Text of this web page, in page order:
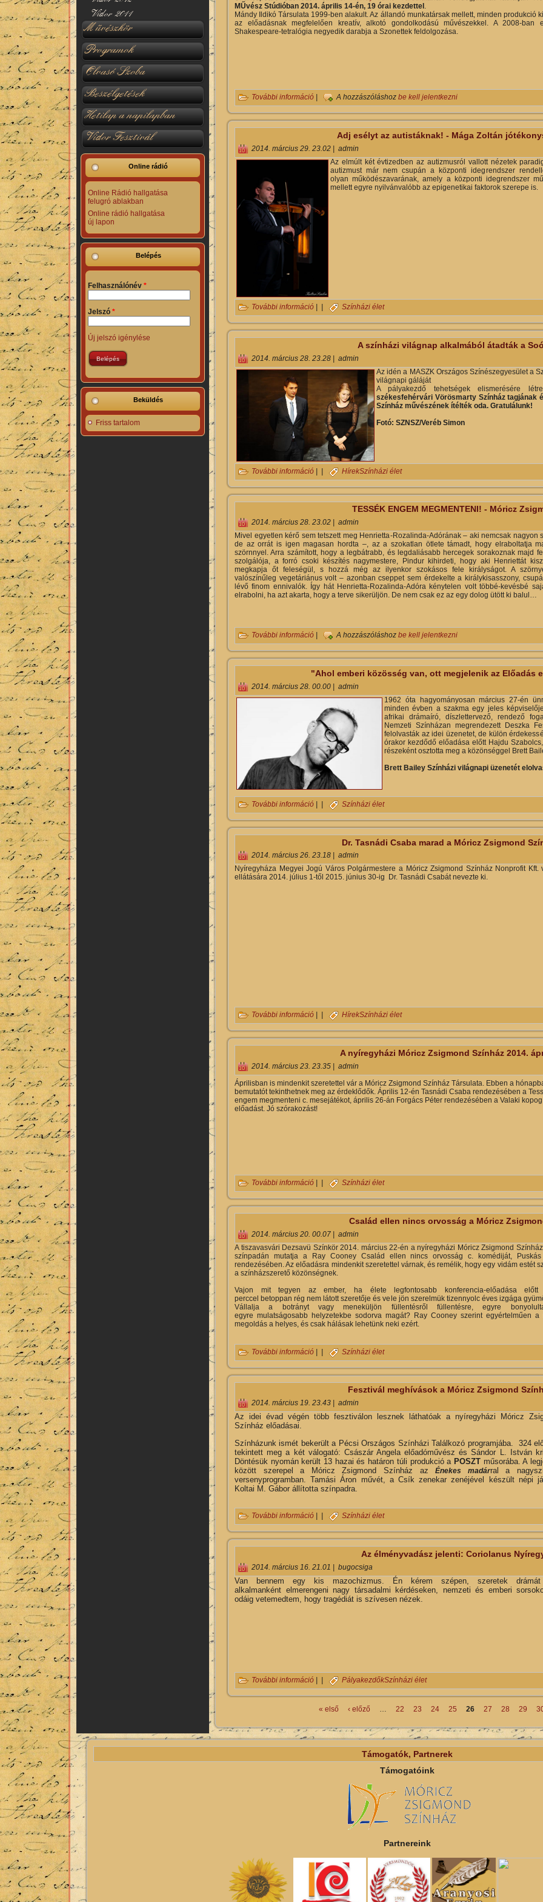
Vidor 2011
Művészkör
Programok
Olvasó Szoba
Beszélgetések
Hetilap a napilapban
Vidor Fesztivál
Online rádió
Online Rádió hallgatása
felugró ablakban
Online rádió hallgatása
új lapon
Belépés
Felhasználónév *
Jelszó *
Új jelszó igénylése
Beküldés
Friss tartalom
MŰvész Stúdióban 2014. április 14-én, 19 órai kezdettel .
Mándy Ildikó Társulata 1999-ben alakult. Az állandó munkatársak mellett, minden produkció
az előadásnak megfelelően kreatív, alkotó gondolkodású művészekkel. A 2008-ban
Shakespeare-tetralógia negyedik darabja a Szonettek feldolgozása.
További információ Shakespeare Szonettek a Móricz Zsigmond Színházban tartalommal
A hozzászóláshoz be kell jelentkezni
Adj esélyt az autistáknak! - Mága Zoltán
2014. március 29. 23.02
admin
Az elmúlt két évtizedben az autizmusról vallott nézetek
autizmust már nem csupán a központi idegrendszer
olyan működészavarának, amely a központi idegrendszer
mellett egyre nyilvánvalóbb az epigenetikai faktorok szerepe is.
További információ Adj esélyt az autistáknak! - Mága Zoltán jótékonysági gálakoncert
Színházi élet
A színházi világnap alkalmából átadták a
2014. március 28. 23.28 | admin
Az idén a MASZK Országos Színészegyesület a
világnapi gáláját
A pályakezdő tehetségek elismerésére
székesfehérvári Vörösmarty Színház tagjának
Színház művészének ítélték oda. Gratulálunk!
Fotó: SZNSZ/Veréb Simon
További információ A színházi világnap alkalmából átadták a Soós Imre-díjat tartalommal
| | HírekSzínházi élet
TESSÉK ENGEM MEGMENTENI! - Móricz
2014. március 28. 23.02
admin
Mivel egyetlen kérő sem tetszett meg Henrietta-Rozalinda-Adórának – aki nemcsak nagyon
de az orrát is igen magasan hordta –, az a szokatlan ötlete támadt, hogy elraboltatja
szörnnyel. Arra számított, hogy a legbátrabb, és legdaliásabb hercegek sorakoznak majd
szolgálója, a forró csoki készítés nagymestere, Pindur kihirdeti, hogy aki Henriettát
megkapja őt feleségül, s hozzá még az ilyenkor szokásos fele királyságot. A
valószínűleg vegetáriánus volt – azonban cseppet sem érdekelte a királykisasszony,
lévő finom ennivalók. Így hát Henrietta-Rozalinda-Adóra kénytelen volt többé-kevésbé
elrabolni, ha azt akarta, hogy a terve sikerüljön. De nem csak ez az egy dolog ütött ki balul…
További információ TESSÉK ENGEM MEGMENTENI! - Móricz Zsigmond Színház
A hozzászóláshoz be kell jelentkezni
"Ahol emberi közösség van, ott megjelenik az Előadás
2014. március 28. 00.00
admin
1962 óta hagyományosan március 27-én
minden évben a szakma egy jeles
afrikai drámaíró, díszlettervező, rendező
Nemzeti Színházan megrendezett Deszka
felolvasták az idei üzenetet, de külön
órakor kezdődő előadása előtt Hajdu
részeként osztotta meg a közönséggel Brett
Brett Bailey Színházi világnapi üzenetét
További információ "Ahol emberi közösség van, ott megjelenik az Előadás elfojthatatlan
Színházi élet
Dr. Tasnádi Csaba marad a Móricz Zsigmond
2014. március 26. 23.18
admin
Nyíregyháza Megyei Jogú Város Polgármestere​ a Móricz Zsigmond Színház Nonprofit Kft.
ellátására 2014. július 1-től 2015. június 30-ig Dr. Tasnádi Csabát nevezte ki.
További információ Dr. Tasnádi Csaba marad a Móricz Zsigmond Színház igazgatója
HírekSzínházi élet
A nyíregyházi Móricz Zsigmond Színház 2014.
2014. március 23. 23.35
admin
Áprilisban is mindenkit szeretettel vár a Móricz Zsigmond Színház Társulata. Ebben a
bemutatót tekinthetnek meg az érdeklődők. Április 12-én Tasnádi Csaba rendezésében a
engem megmenteni c. mesejátékot, április 26-án Forgács Péter rendezésében a Valaki
előadást. Jó szórakozást!
További információ A nyíregyházi Móricz Zsigmond Színház 2014. áprilisi műsorterve
Színházi élet
Család ellen nincs orvosság a Móricz
2014. március 20. 00.07 | admin
A tiszavasvári Dezsavü Színkör 2014. március 22-én a nyíregyházi Móricz Zsigmond
színpadán mutatja a Ray Cooney Család ellen nincs orvosság c. komédiját, Puskás
rendezésében. Az előadásra mindenkit szeretettel várnak, és remélik, hogy egy vidám estét
a színházszerető közönségnek.
Vajon mit tegyen az ember, ha élete legfontosabb konferencia-előadása előtt
perccel betoppan rég nem látott szeretője és vele jön szerelmük tizennyolc éves izgága
Vállalja a botrányt vagy meneküljön füllentésről füllentésre, egyre
egyre mulatságosabb helyzetekbe sodorva magát? Ray Cooney szerint egyértelműen a
megoldás a helyes, és csak hálásak lehetünk neki ezért.
További információ Család ellen nincs orvosság a Móricz Zsigmond Színházban
| | Színházi élet
Fesztivál meghívások a Móricz Zsigmond
2014. március 19. 23.43 admin
Az idei évad végén több fesztiválon lesznek láthatóak a nyíregyházi Móricz
Színház előadásai.
Színházunk ismét bekerült a Pécsi Országos Színházi Találkozó programjába. 324
tekintett meg a két válogató: Császár Angela előadóművész és Sándor L. István
Döntésük nyomán került 13 hazai és határon túli produkció a POSZTműsorába. A
között szerepel a Móricz Zsigmond Színház azÉnekes madárral a
versenyprogramban. Tamási Áron művét, a Csík zenekar zenéjével készült népi
Koltai M. Gábor állította színpadra.
További információ Fesztivál meghívások a Móricz Zsigmond Színház életében…
Színházi élet
Az élményvadász jelenti: Coriolanus
2014. március 16. 21.01 | bugocsiga
Van bennem egy kis mazochizmus. Én kérem szépen, szeretek drámát
alkalmanként elmerengeni nagy társadalmi kérdéseken, nemzeti és emberi
odáig vetemedtem, hogy tragédiát is szívesen nézek.
További információ Az élményvadász jelenti: Coriolanus Nyíregyházán járt tartalommal
| | PályakezdőkSzínházi élet
« első ‹ előző 22 23 24 25 26 27 28 29
Támogatók, Partnerek
Támogatóink
Partnereink